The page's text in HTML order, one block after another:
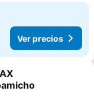
Ver precios